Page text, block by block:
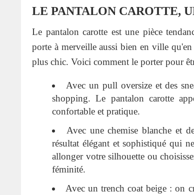
LE PANTALON CAROTTE,
Le pantalon carotte est une pièce
porte à merveille aussi bien en ville
plus chic. Voici comment le porter pour
Avec un pull oversize et des
shopping. Le pantalon carotte
confortable et pratique.
Avec une chemise blanche et
résultat élégant et sophistiqué qui
allonger votre silhouette ou
féminité.
Avec un trench coat beige : on